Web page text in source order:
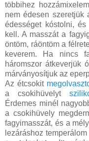
többihez
nem édesen szeretjük
édességet kóstolni,
kell. A masszát a
öntöm, ráöntöm a
keverem. Ha nincs
háromszor átkeverjük
márványosítjuk az
Az étcsokit
a csokihüvelyt
Érdemes minél
a csokihüvely
fagyimasszát, és a
lezáráshoz